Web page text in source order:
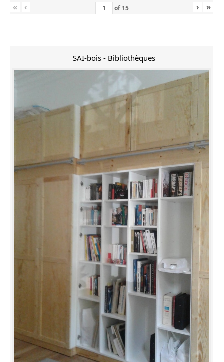
«
‹ of 15 › »
SAI-bois - Bibliothèques